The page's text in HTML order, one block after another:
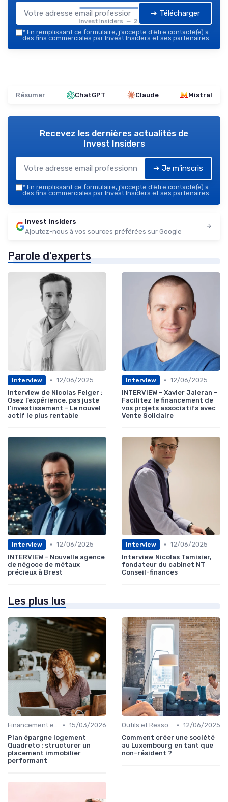
Invest Insiders — 2026
➔ Télécharger
* En remplissant ce formulaire, j’accepte d’être contacté(e) à
des fins commerciales par Invest Insiders et ses partenaires.
Résumer ChatGPT Claude Mistral
Recevez les dernières actualités de
Invest Insiders
➔ Je m'inscris
* En remplissant ce formulaire, j’accepte d’être contacté(e) à
des fins commerciales par Invest Insiders et ses partenaires.
Invest Insiders
Ajoutez-nous à vos sources préférées sur Google
Parole d'experts
Interview • 12/06/2025
Interview de Nicolas Felger :
Osez l’expérience, pas juste
l’investissement - Le nouvel
actif le plus rentable
Interview • 12/06/2025
INTERVIEW - Xavier Jaleran -
Facilitez le financement de
vos projets associatifs avec
Vente Solidaire
Interview • 12/06/2025
INTERVIEW - Nouvelle agence
de négoce de métaux
précieux à Brest
Interview • 12/06/2025
Interview Nicolas Tamisier,
fondateur du cabinet NT
Conseil-finances
Les plus lus
Financement et Prêts Immobiliers • 15/03/2026
Plan épargne logement
Quadreto : structurer un
placement immobilier
performant
Outils et Ressources Financières • 12/06/2025
Comment créer une société
au Luxembourg en tant que
non-résident ?